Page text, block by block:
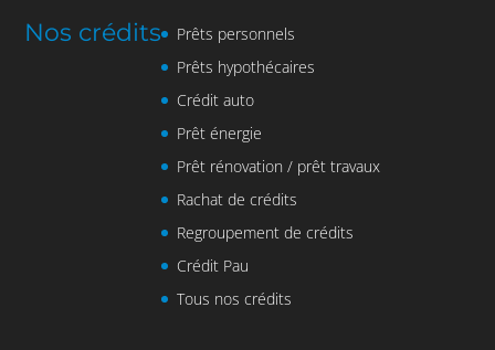
Nos crédits
Prêts personnels
Prêts hypothécaires
Crédit auto
Prêt énergie
Prêt rénovation / prêt travaux
Rachat de crédits
Regroupement de crédits
Crédit Pau
Tous nos crédits